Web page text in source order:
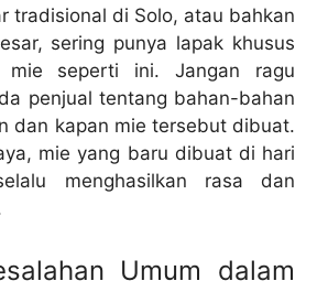
tradisional di Solo, atau bahkan
sering punya lapak khusus
mie seperti ini. Jangan ragu
penjual tentang bahan-bahan
dan kapan mie tersebut dibuat.
mie yang baru dibuat di hari
menghasilkan rasa dan
Umum dalam